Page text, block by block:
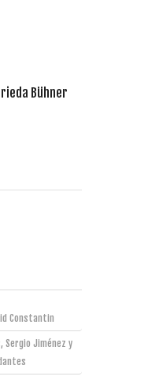
Bühner
Constantin
Sergio Jiménez y